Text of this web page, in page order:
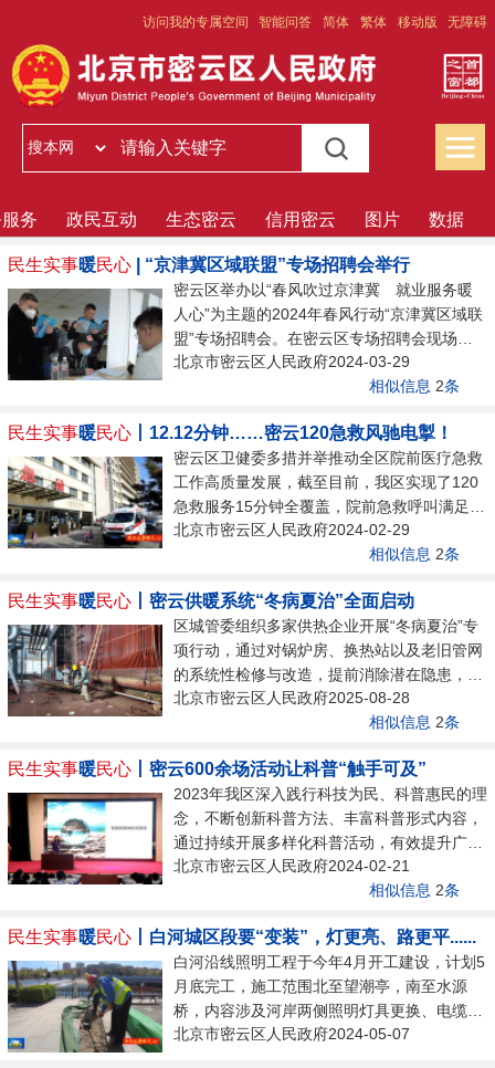
访问我的专属空间 智能问答 简体 繁体 移动版 无障碍
务 政民互动 生态密云 信用密云 图片 数据
民生实事暖民心 | “京津冀区域联盟”专场招聘会举行
密云区举办以“春风吹过京津冀 就业服务暖
人心”为主题的2024年春风行动“京津冀区域联
盟”专场招聘会。在密云区专场招聘会现场，
36家企业提供销售类、服务类、餐饮类等近
1200个岗位，参会应聘者近600人。应聘者们
试，近70人达成初步就业意向。“今天来参加
招聘会，想找一些文员类的岗位，现场也看了
几家，投了几家公司，企业离家比较近，工作
时间也合适。”应聘者王楠说道。2024年春风
行动主要服务对象是有就业创业意愿的农村劳
北京市密云区人民政府2024-03-29
相似信息 2条
民生实事暖民心 丨12.12分钟……密云120急救风驰电掣！
密云区卫健委多措并举推动全区院前医疗急救
工作高质量发展，截至目前，我区实现了120
急救服务15分钟全覆盖，院前急救呼叫满足率
达到99.9%。在西田各庄急救站，讲师详细讲
解了心肺复苏紧急救护的基本原则、方法、步
的医护人员认真学习呼吸机的使用规范流程。
密云区西田各庄急救站站长冯义轩告诉记者：
“我分站每个月都会定期给院前急救人员进行
急救技能的培训，保证通过率100%。同时与
密云区医院的胸痛中心、卒中中心构建绿色通
道，及时为患者救治争取宝贵的时间。”...
北京市密云区人民政府2024-02-29
相似信息 2条
民生实事暖民心 丨密云供暖系统“冬病夏治”全面启动
区城管委组织多家供热企业开展“冬病夏治”专
项行动，通过对锅炉房、换热站以及老旧管网
的系统性检修与改造，提前消除潜在隐患，为
今冬供暖稳定运行打下坚实基础。本次改造聚
焦采暖季暴露的薄弱环节，重点对辖区内锅炉
优化升级。通过对动力设备运行状态排查、安
全仪表校验等系统性检测，进一步消除设备疲
劳、效率下降等安全隐患。据区城管委供热事
务中心副主任吴明鑫介绍：“今年对锅炉房的
冷壁管进行了更换，对换热站的阀门进行了更
换，对部分的管网进行了更新改造，...
北京市密云区人民政府2025-08-28
相似信息 2条
民生实事暖民心 丨密云600余场活动让科普“触手可及”
2023年我区深入践行科技为民、科普惠民的理
念，不断创新科普方法、丰富科普形式内容，
通过持续开展多样化科普活动，有效提升广大
市民科学素质。听青藏高原科普讲堂，与专家
面对面交流，探究大自然的奥秘；逛中药科普
学边玩，近距离感受科技的魅力。“我经常到
科技馆去参观，科技馆有许多有趣的、好玩的
展品和活动，比如法拉第笼、月面巡视体验、
科学表演等，都特别有意思，我和同学们都非
常喜欢。”区第二小学学生李冠霖说道。2023
北京市密云区人民政府2024-02-21
相似信息 2条
民生实事暖民心 丨白河城区段要“变装”，灯更亮、路更平......
白河沿线照明工程于今年4月开工建设，计划5
月底完工，施工范围北至望潮亭，南至水源
桥，内容涉及河岸两侧照明灯具更换、电缆铺
设、步道砖拆除翻修等。据密云区城管委环境
北京市密云区人民政府2024-05-07